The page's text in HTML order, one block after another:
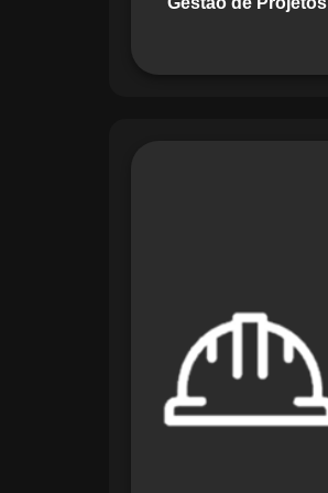
com eficiência.
Maestro organiza
registros de exames
e treinamentos,
automatiza alertas e
disponibiliza